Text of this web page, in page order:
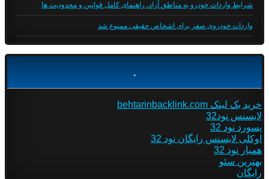
شرایط واردات خودرو به مناطق آزاد، راهنمای کامل قوانین و محدودیت ها
واردات خودروی صفر برای اشخاص حقیقی ممنوع شد
.
خرید بک لینک behtarinbacklink.com
لایسنس نود32
پسورد نود 32
اوکلی لایسنس رایگان نود 32
همیار نود 32
بهترین سئو
رایگان